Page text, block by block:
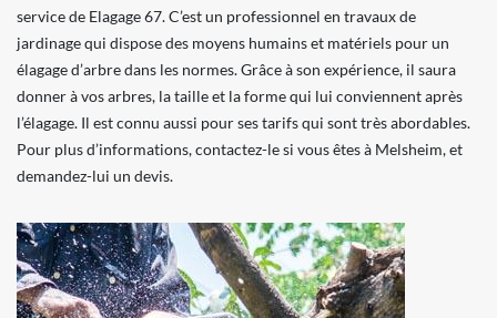
service de Elagage 67. C’est un professionnel en travaux de
jardinage qui dispose des moyens humains et matériels pour un
élagage d’arbre dans les normes. Grâce à son expérience, il saura
donner à vos arbres, la taille et la forme qui lui conviennent après
l’élagage. Il est connu aussi pour ses tarifs qui sont très abordables.
Pour plus d’informations, contactez-le si vous êtes à Melsheim, et
demandez-lui un devis.